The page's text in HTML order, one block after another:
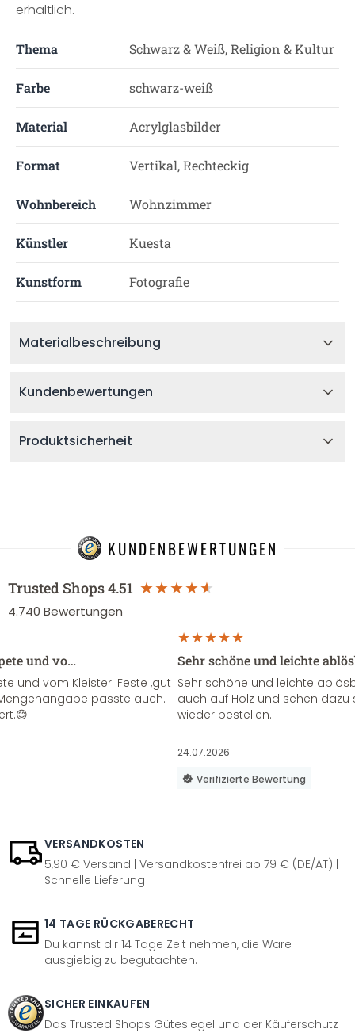
erhältlich.
Thema Schwarz & Weiß, Religion & Kultur
Farbe schwarz-weiß
Material Acrylglasbilder
Format Vertikal, Rechteckig
Wohnbereich Wohnzimmer
Künstler Kuesta
Kunstform Fotografie
Materialbeschreibung
Kundenbewertungen
Produktsicherheit
KUNDENBEWERTUNGEN
Trusted Shops4.51
4.740 Bewertungen
und vo…
und vom Kleister. Feste ,gut
passte auch.
Sehr schöne und leichte
Sehr schöne und leichte
auch auf Holz und sehen
wieder bestellen.
24.07.2026
Verifizierte Bewertung
VERSANDKOSTEN
5,90 € Versand | Versandkostenfrei ab 79 € (DE/AT) |
Schnelle Lieferung
14 TAGE RÜCKGABERECHT
Du kannst dir 14 Tage Zeit nehmen, die Ware
ausgiebig zu begutachten.
SICHER EINKAUFEN
Das Trusted Shops Gütesiegel und der Käuferschutz